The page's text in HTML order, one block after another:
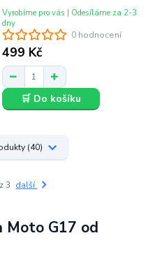
0 hodnocení
499 Kč
Vyrobíme pro vás | Odesíláme za 2-3
dny
🛒 Do košíku
(40)
z 3 další
Moto G17 od